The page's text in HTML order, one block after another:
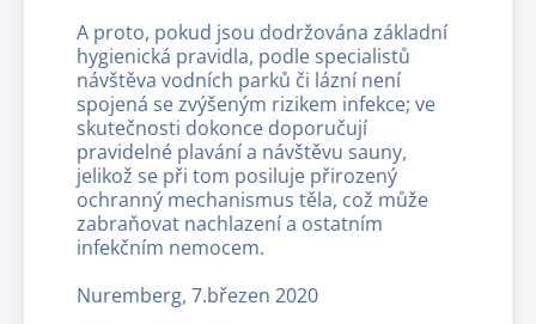
A proto, pokud jsou dodržována základní
hygienická pravidla, podle specialistů
návštěva vodních parků či lázní není
spojená se zvýšeným rizikem infekce; ve
skutečnosti dokonce doporučují
pravidelné plavání a návštěvu sauny,
jelikož se při tom posiluje přirozený
ochranný mechanismus těla, což může
zabraňovat nachlazení a ostatním
infekčním nemocem.
Nuremberg, 7.březen 2020